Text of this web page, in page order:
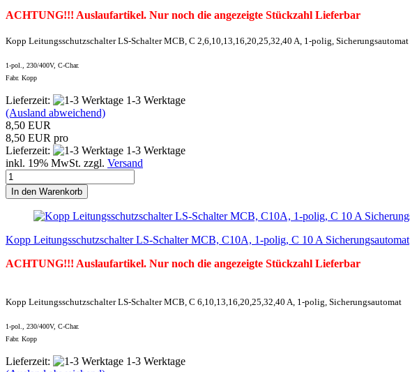
ACHTUNG!!! Auslaufartikel. Nur noch die angezeigte Stückzahl Lieferbar
Kopp Leitungsschutzschalter LS-Schalter MCB, C 2,6,10,13,16,20,25,32,40 A, 1-polig, Sicherungsautomat
1-pol., 230/400V, C-Char.
Fabr. Kopp
Lieferzeit:
1-3 Werktage
(Ausland abweichend)
8,50 EUR
8,50 EUR pro
Lieferzeit:
1-3 Werktage
inkl. 19% MwSt. zzgl. Versand
In den Warenkorb
Kopp Leitungsschutzschalter LS-Schalter MCB, C10A, 1-polig, C 10 A Sicherungsautomat
ACHTUNG!!! Auslaufartikel. Nur noch die angezeigte Stückzahl Lieferbar
Kopp Leitungsschutzschalter LS-Schalter MCB, C 6,10,13,16,20,25,32,40 A, 1-polig, Sicherungsautomat
1-pol., 230/400V, C-Char.
Fabr. Kopp
Lieferzeit:
1-3 Werktage